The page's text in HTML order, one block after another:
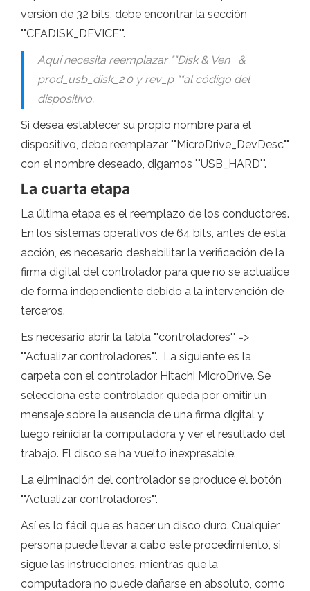
versión de 32 bits, debe encontrar la sección
""CFADISK_DEVICE"".
Aquí necesita reemplazar ""Disk & Ven_ &
prod_usb_disk_2.0 y rev_p ""al código del
dispositivo.
Si desea establecer su propio nombre para el
dispositivo, debe reemplazar ""MicroDrive_DevDesc""
con el nombre deseado, digamos ""USB_HARD"".
La cuarta etapa
La última etapa es el reemplazo de los conductores.
En los sistemas operativos de 64 bits, antes de esta
acción, es necesario deshabilitar la verificación de la
firma digital del controlador para que no se actualice
de forma independiente debido a la intervención de
terceros.
Es necesario abrir la tabla ""controladores"" =>
""Actualizar controladores"". La siguiente es la
carpeta con el controlador Hitachi MicroDrive. Se
selecciona este controlador, queda por omitir un
mensaje sobre la ausencia de una firma digital y
luego reiniciar la computadora y ver el resultado del
trabajo. El disco se ha vuelto inexpresable.
La eliminación del controlador se produce el botón
""Actualizar controladores"".
Así es lo fácil que es hacer un disco duro. Cualquier
persona puede llevar a cabo este procedimiento, si
sigue las instrucciones, mientras que la
computadora no puede dañarse en absoluto, como